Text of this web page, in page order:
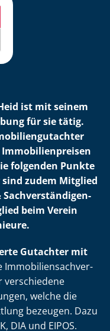
ist mit seinem
für sie tätig.
folgenden Punkte
zudem Mitglied
Sach­ver­stän­di­gen­
beim Verein
Gutachter mit
Im­mo­bi­li­en­sach­ver­
verschiedene
welche die
bezeugen. Dazu
DIA und EIPOS.